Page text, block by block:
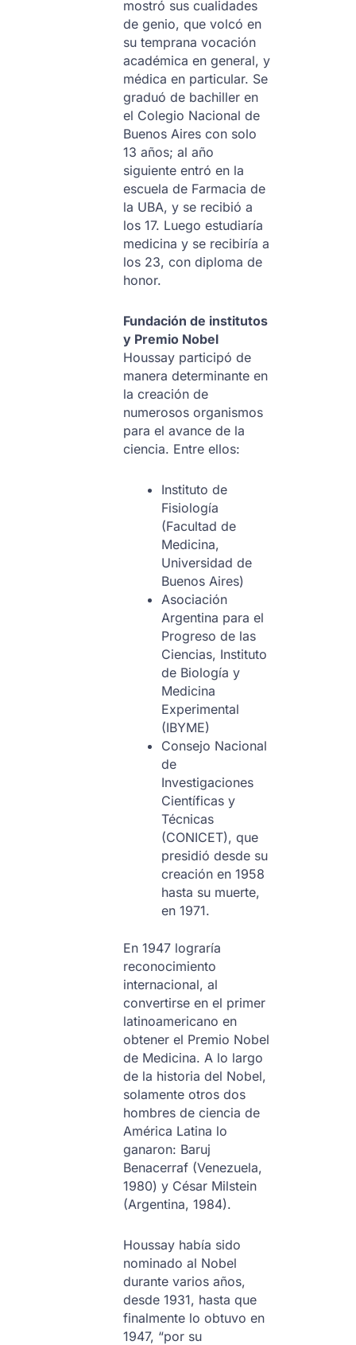
mostró sus cualidades
de genio, que volcó en
su temprana vocación
académica en general, y
médica en particular. Se
graduó de bachiller en
el Colegio Nacional de
Buenos Aires con solo
13 años; al año
siguiente entró en la
escuela de Farmacia de
la UBA, y se recibió a
los 17. Luego estudiaría
medicina y se recibiría a
los 23, con diploma de
honor.
Fundación de institutos
y Premio Nobel
Houssay participó de
manera determinante en
la creación de
numerosos organismos
para el avance de la
ciencia. Entre ellos:
Instituto de
Fisiología
(Facultad de
Medicina,
Universidad de
Buenos Aires)
Asociación
Argentina para el
Progreso de las
Ciencias, Instituto
de Biología y
Medicina
Experimental
(IBYME)
Consejo Nacional
de
Investigaciones
Científicas y
Técnicas
(CONICET), que
presidió desde su
creación en 1958
hasta su muerte,
en 1971.
En 1947 lograría
reconocimiento
internacional, al
convertirse en el primer
latinoamericano en
obtener el Premio Nobel
de Medicina. A lo largo
de la historia del Nobel,
solamente otros dos
hombres de ciencia de
América Latina lo
ganaron: Baruj
Benacerraf (Venezuela,
1980) y César Milstein
(Argentina, 1984).
Houssay había sido
nominado al Nobel
durante varios años,
desde 1931, hasta que
finalmente lo obtuvo en
1947, “por su